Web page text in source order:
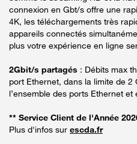
connexion en Gbt/s offre une
4K, les téléchargements très
appareils connectés
plus votre expérience en ligne
2Gbit/s partagés : Débits max
port Ethernet, dans la limite de
l’ensemble des ports Ethernet et
** Service Client de l'Année
Plus d'infos sur escda.fr